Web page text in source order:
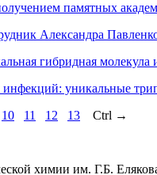
памятных
Александра
гибридная молекула
уникальные
10 11 12 13 Ctrl →
химии им. Г.Б.